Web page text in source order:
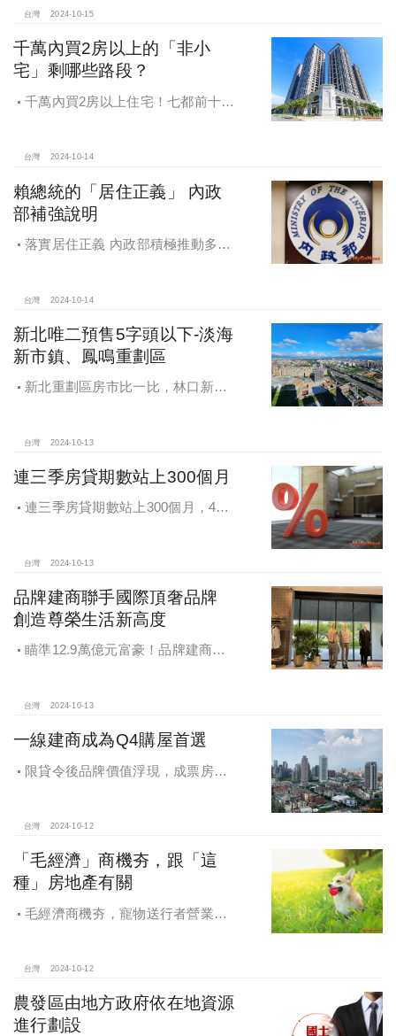
福感，看得到更領得到！業務新人保
障前12個月每月5萬
台灣 2024-10-15
千萬內買2房以上的「非小
宅」剩哪些路段？
千萬內買2房以上住宅！七都前十大
台灣 2024-10-14
賴總統的「居住正義」 內政
部補強說明
落實居住正義 內政部積極推動多元
台灣 2024-10-14
新北唯二預售5字頭以下-淡海
新市鎮、鳳鳴重劃區
新北重劃區房市比一比，林口新市
台灣 2024-10-13
連三季房貸期數站上300個月
連三季房貸期數站上300個月，4都
台灣 2024-10-13
品牌建商聯手國際頂奢品牌
創造尊榮生活新高度
瞄準12.9萬億元富豪！品牌建商聯
台灣 2024-10-13
一線建商成為Q4購屋首選
限貸令後品牌價值浮現，成票房保
台灣 2024-10-12
「毛經濟」商機夯，跟「這
種」房地產有關
毛經濟商機夯，寵物送行者營業額
台灣 2024-10-12
農發區由地方政府依在地資源
進行劃設